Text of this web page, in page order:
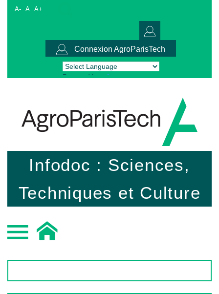
A- A A+
Connexion AgroParisTech
Powered by Translate
Infodoc : Sciences,
Techniques et Culture